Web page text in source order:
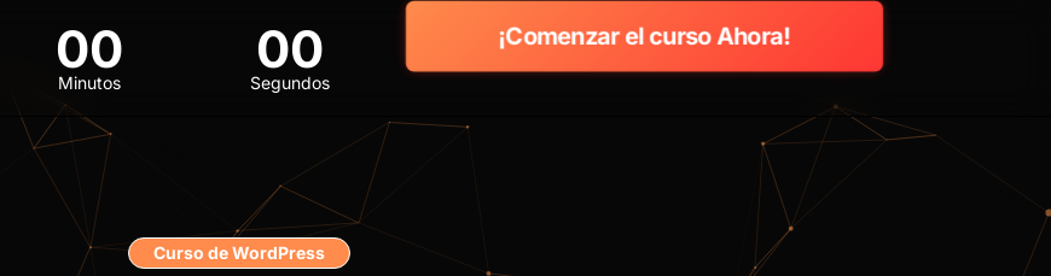
00
Minutos
00
Segundos
¡Comenzar el curso Ahora!
Curso de WordPress